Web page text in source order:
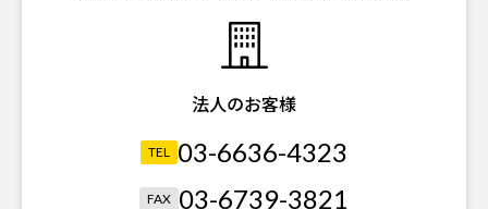
法人のお客様
TEL 03-6636-4323
FAX 03-6739-3821